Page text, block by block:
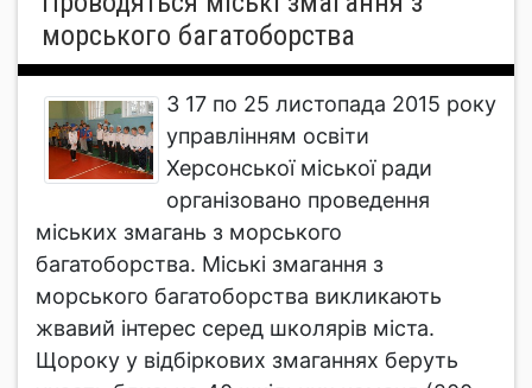
морського багатоборства
З 17 по 25 листопада 2015 року
управлінням освіти
Херсонської міської ради
організовано проведення
міських змагань з морського
багатоборства. Міські змагання з
морського багатоборства викликають
жвавий інтерес серед школярів міста.
Щороку у відбіркових змаганнях беруть